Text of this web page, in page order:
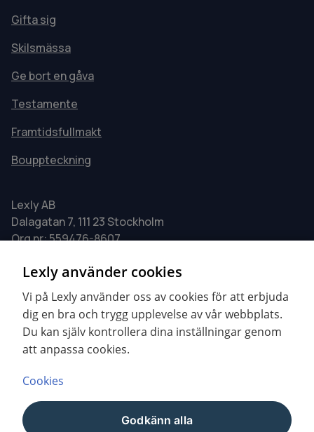
Lexly AB
Dalagatan 7, 111 23 Stockholm
Org nr: 559476-8607
0771 - 24 00 24
info@lexly.se
Våra öppettider:
Måndag - Fredag 09.00–17.00
Gifta sig
Skilsmässa
Ge bort en gåva
Testamente
Framtidsfullmakt
Bouppteckning
Lexly använder cookies
Vi på Lexly använder oss av cookies för att erbjuda
dig en bra och trygg upplevelse av vår webbplats.
Du kan själv kontrollera dina inställningar genom
att anpassa cookies.
Cookies
Godkänn alla